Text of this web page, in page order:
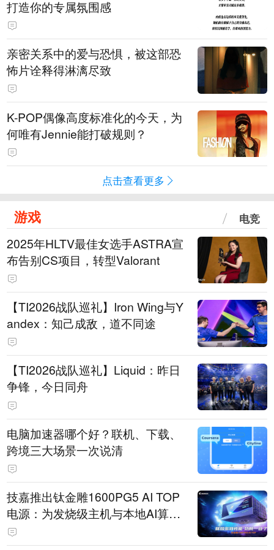
打造你的专属氛围感
亲密关系中的爱与恐惧，被这部恐
怖片诠释得淋漓尽致
K-POP偶像高度标准化的今天，为
何唯有Jennie能打破规则？
点击查看更多
游戏 电竞
2025年HLTV最佳女选手ASTRA宣
布告别CS项目，转型Valorant
【TI2026战队巡礼】Iron Wing与Y
andex：知己成敌，道不同途
【TI2026战队巡礼】Liquid：昨日
争锋，今日同舟
电脑加速器哪个好？联机、下载、
跨境三大场景一次说清
技嘉推出钛金雕1600PG5 AI TOP
电源：为发烧级主机与本地AI算力
打造旗舰供电方案